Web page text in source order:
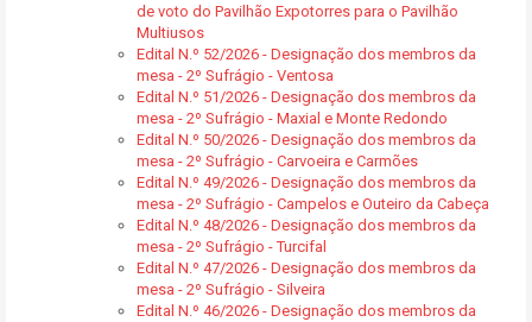
de voto do Pavilhão Expotorres para o Pavilhão
Multiusos
Edital N.º 52/2026 - Designação dos membros da
mesa - 2º Sufrágio - Ventosa
Edital N.º 51/2026 - Designação dos membros da
mesa - 2º Sufrágio - Maxial e Monte Redondo
Edital N.º 50/2026 - Designação dos membros da
mesa - 2º Sufrágio - Carvoeira e Carmões
Edital N.º 49/2026 - Designação dos membros da
mesa - 2º Sufrágio - Campelos e Outeiro da Cabeça
Edital N.º 48/2026 - Designação dos membros da
mesa - 2º Sufrágio - Turcifal
Edital N.º 47/2026 - Designação dos membros da
mesa - 2º Sufrágio - Silveira
Edital N.º 46/2026 - Designação dos membros da